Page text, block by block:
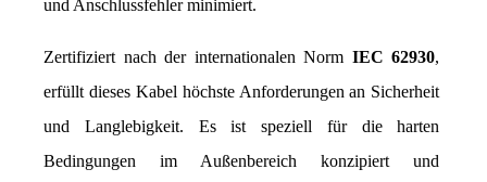
und Anschlussfehler minimiert.
Zertifiziert nach der internationalen Norm IEC 62930,
erfüllt dieses Kabel höchste Anforderungen an Sicherheit
und Langlebigkeit. Es ist speziell für die harten
Bedingungen im Außenbereich konzipiert und